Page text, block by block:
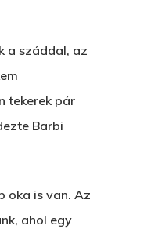
a száddal, az
tekerek pár
Barbi
oka is van. Az
ahol egy
Szerelem És…
A Jóember
Egy Nyár
Novellák
Novellák
Rólam
Feliratkozás
Kapcsolat